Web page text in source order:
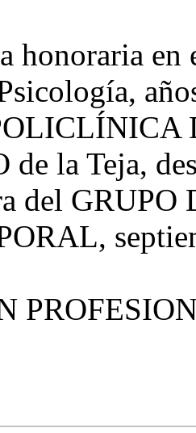
honoraria
la Teja,
del